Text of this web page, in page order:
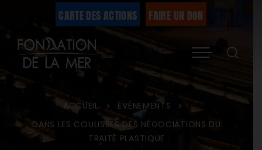
CARTE DES ACTIONS FAIRE UN DON
ACCUEIL > ÉVÉNEMENTS
>
DANS LES COULISSES DES NÉGOCIATIONS DU
TRAITÉ PLASTIQUE